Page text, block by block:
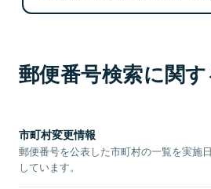
郵便番号検索に関
市町村変更情報
郵便番号を公表した市町村の一覧を実施
しています。